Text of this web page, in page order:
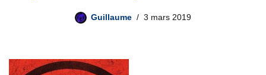
Guillaume 3 mars 2019